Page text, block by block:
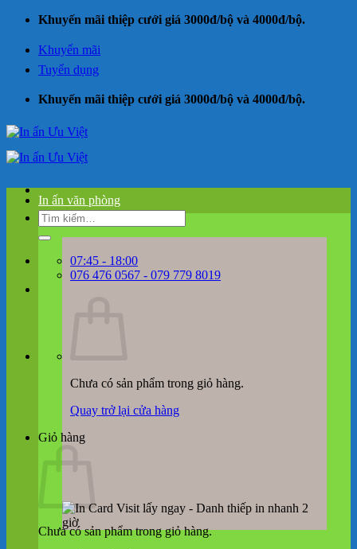
Khuyến mãi thiệp cưới giá 3000đ/bộ và 4000đ/bộ.
Khuyến mãi
Tuyển dụng
Khuyến mãi thiệp cưới giá 3000đ/bộ và 4000đ/bộ.
Tìm
kiếm:
07:45 - 18:00
076 476 0567 - 079 779 8019
Chưa có sản phẩm trong giỏ hàng.
Quay trở lại cửa hàng
Giỏ hàng
Chưa có sản phẩm trong giỏ hàng.
In ấn văn phòng